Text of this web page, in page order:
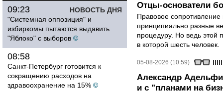
НОВОСТЬ ДНЯ
09:23
"Системная оппозиция" и
избиркомы пытаются выдавить
"Яблоко" с выборов ©
08:58
Санкт-Петербург готовится к
сокращению расходов на
здравоохранение на 15% ©
Отцы-основатели
Правовое
принципиально разные
процедуру. Но ведь этой
в которой шесть человек.
05-08-2026 (10:59)
Александр
и с "планами на